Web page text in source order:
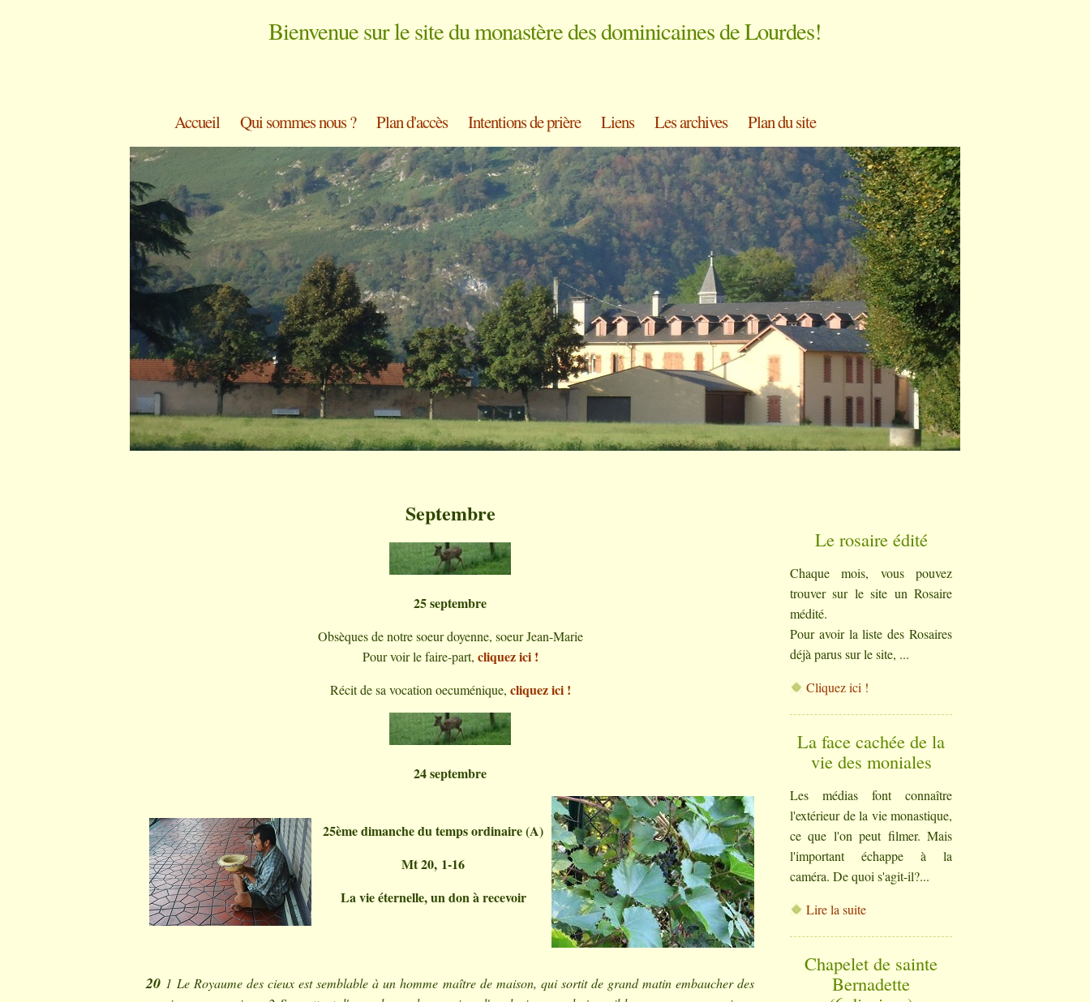
Bienvenue sur le site du monastère des dominicaines de Lourdes!
Accueil Qui sommes nous ? Plan d'accès Intentions de prière Liens Les archives Plan du site
Septembre
25 septembre
Obsèques de notre soeur doyenne, soeur Jean-Marie
Pour voir le faire-part, cliquez ici !
Récit de sa vocation oecuménique, cliquez ici !
24 septembre
25ème dimanche du temps ordinaire (A)
Mt 20, 1-16
La vie éternelle, un don à recevoir
20 1 Le Royaume des cieux est semblable à un homme maître de maison, qui sortit de grand matin embaucher des
Le rosaire édité
Chaque mois, vous pouvez
trouver sur le site un Rosaire
médité.
Pour avoir la liste des Rosaires
déjà parus sur le site, ...
Cliquez ici !
La face cachée de la
vie des moniales
Les médias font connaître
l'extérieur de la vie monastique,
ce que l'on peut filmer. Mais
l'important échappe à la
caméra. De quoi s'agit-il?...
Lire la suite
Chapelet de sainte
Bernadette